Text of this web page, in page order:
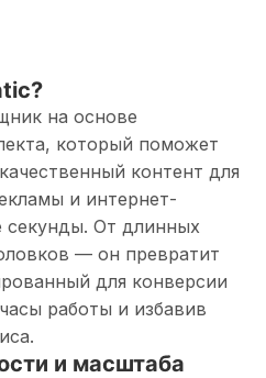
на основе
который поможет
контент для
и интернет-
секунды. От длинных
— он превратит
для конверсии
работы и избавив
и масштаба